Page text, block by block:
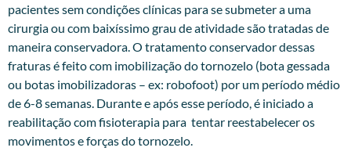
pacientes sem condições clínicas para se submeter a uma
cirurgia ou com baixíssimo grau de atividade são tratadas de
maneira conservadora. O tratamento conservador dessas
fraturas é feito com imobilização do tornozelo (bota gessada
ou botas imobilizadoras – ex: robofoot) por um período médio
de 6-8 semanas. Durante e após esse período, é iniciado a
reabilitação com fisioterapia para tentar reestabelecer os
movimentos e forças do tornozelo.